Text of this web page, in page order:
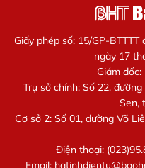
Giấy phép số: 15/GP-
ngày 17
Giám
Trụ sở chính: Số 22,
Sen,
Cơ sở 2: Số 01, đường Võ
Điện thoại:
Email: